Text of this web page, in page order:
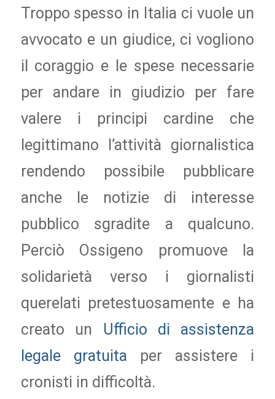
Troppo spesso in Italia ci vuole un
avvocato e un giudice, ci vogliono
il coraggio e le spese necessarie
per andare in giudizio per fare
valere i principi cardine che
legittimano l’attività giornalistica
rendendo possibile pubblicare
anche le notizie di interesse
pubblico sgradite a qualcuno.
Perciò Ossigeno promuove la
solidarietà verso i giornalisti
querelati pretestuosamente e ha
creato un Ufficio di assistenza
legale gratuita per assistere i
cronisti in difficoltà.